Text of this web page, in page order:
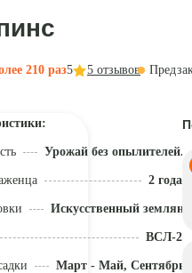
210 раз5 5 отзывов
Урожай без опылителей.
2 года
Искусственный
ВСЛ-2
Март - Май, Сентябрь